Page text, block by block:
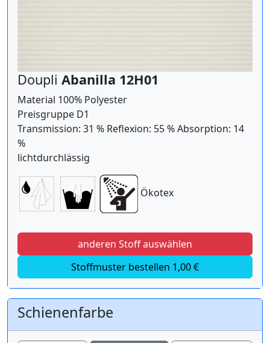
Doupli Abanilla 12H01
Material 100% Polyester
Preisgruppe D1
Transmission: 31 % Reflexion: 55 % Absorption: 14
%
lichtdurchlässig
Ökotex
anderen Stoff auswählen
Stoffmuster bestellen 1,00 €
Schienenfarbe